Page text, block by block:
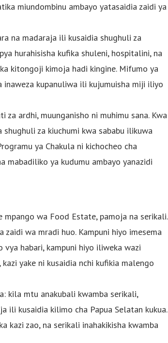
miundombinu ambayo yatasaidia zaidi ya
na madaraja ili kusaidia shughuli za
hurahisisha kufika shuleni, hospitalini, na
kitongoji kimoja hadi kingine. Mifumo ya
kupanuliwa ili kujumuisha miji iliyo
ardhi, muunganisho ni muhimu sana. Kwa
za kiuchumi kwa sababu ilikuwa
ya Chakula ni kichocheo cha
mabadiliko ya kudumu ambayo yanazidi
mpango wa Food Estate, pamoja na serikali.
wa mradi huo. Kampuni hiyo imesema
habari, kampuni hiyo iliweka wazi
yake ni kusaidia nchi kufikia malengo
kila mtu anakubali kwamba serikali,
ili kusaidia kilimo cha Papua Selatan kukua.
kazi zao, na serikali inahakikisha kwamba